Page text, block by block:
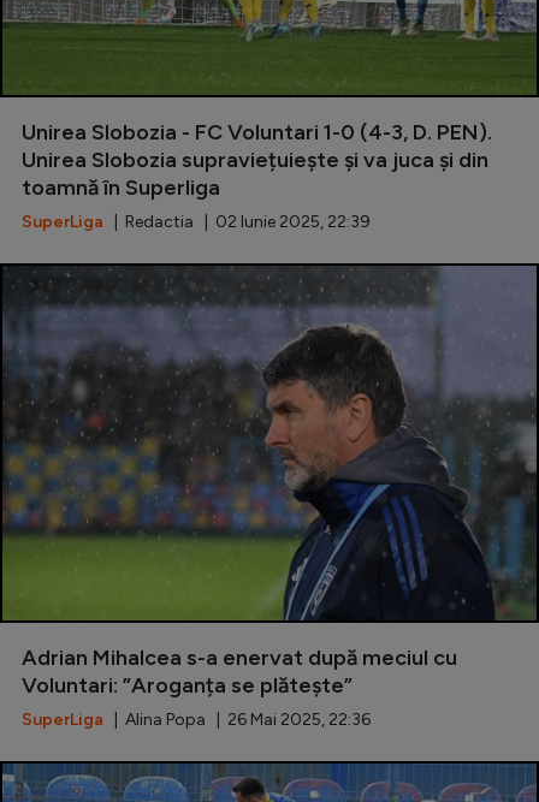
Unirea Slobozia - FC Voluntari 1-0 (4-3, D. PEN).
Unirea Slobozia supraviețuiește și va juca și din
toamnă în Superliga
SuperLiga | Redactia | 02 Iunie 2025, 22:39
Adrian Mihalcea s-a enervat după meciul cu
Voluntari: ”Aroganța se plătește”
SuperLiga | Alina Popa | 26 Mai 2025, 22:36